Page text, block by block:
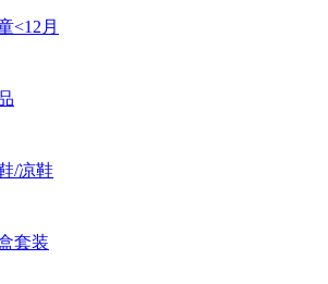
<12月
/凉鞋
套装